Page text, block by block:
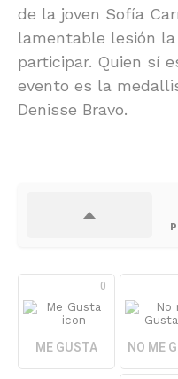
de la joven Sofía
lamentable lesión
participar. Quien sí
evento es la
Denisse Bravo.
0
ME GUSTA NO ME